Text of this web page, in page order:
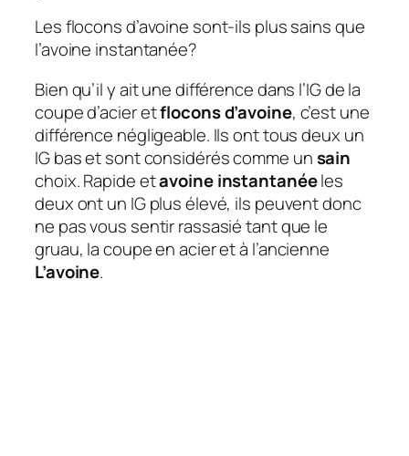
Les flocons d’avoine sont-ils plus sains que
l’avoine instantanée?
Bien qu’il y ait une différence dans l’IG de la
coupe d’acier etflocons d’avoine, c’est une
différence négligeable. Ils ont tous deux un
IG bas et sont considérés comme unsain
choix. Rapide etavoine instantanéeles
deux ont un IG plus élevé, ils peuvent donc
ne pas vous sentir rassasié tant que le
gruau, la coupe en acier et à l’ancienne
L’avoine.